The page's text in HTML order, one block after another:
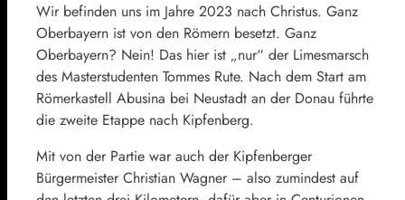
Wir befinden uns im Jahre 2023 nach Christus. Ganz
Oberbayern ist von den Römern besetzt. Ganz
Oberbayern? Nein! Das hier ist „nur“ der Limesmarsch
des Masterstudenten Tommes Rute. Nach dem Start am
Römerkastell Abusina bei Neustadt an der Donau führte
die zweite Etappe nach Kipfenberg.
Mit von der Partie war auch der Kipfenberger
Bürgermeister Christian Wagner – also zumindest auf